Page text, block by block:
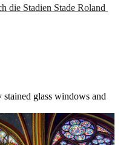
die Stadien Stade Roland
glass windows and